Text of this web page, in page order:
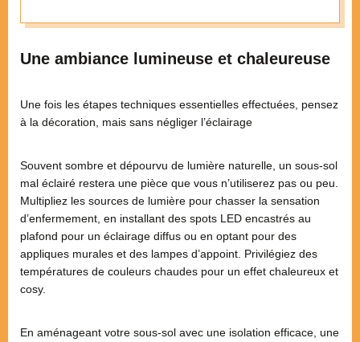
Une ambiance lumineuse et chaleureuse
Une fois les étapes techniques essentielles effectuées, pensez
à la décoration, mais sans négliger l’éclairage
Souvent sombre et dépourvu de lumière naturelle, un sous-sol
mal éclairé restera une pièce que vous n’utiliserez pas ou peu.
Multipliez les sources de lumière pour chasser la sensation
d’enfermement, en installant des spots LED encastrés au
plafond pour un éclairage diffus ou en optant pour des
appliques murales et des lampes d’appoint. Privilégiez des
températures de couleurs chaudes pour un effet chaleureux et
cosy.
En aménageant votre sous-sol avec une isolation efficace, une